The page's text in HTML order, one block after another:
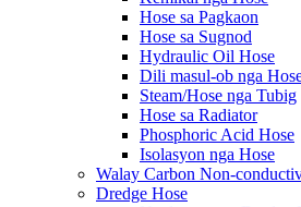
Hose sa Pagkaon
Hose sa Sugnod
Hydraulic Oil Hose
Dili masul-ob nga
Steam/Hose nga Tubig
Hose sa Radiator
Phosphoric Acid Hose
Isolasyon nga Hose
Walay Carbon Non-
Dredge Hose